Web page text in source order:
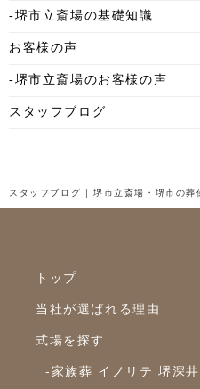
2025年2月
2024年11月
2024年10月
2024年9月
2024年8月
-堺市立斎場の基礎知識
お客様の声
-堺市立斎場のお客様の声
スタッフブログ
スタッフブログ | 堺市立斎場・堺市の葬
トップ
当社が選ばれる理由
式場を探す
-家族葬 イノリテ 堺深